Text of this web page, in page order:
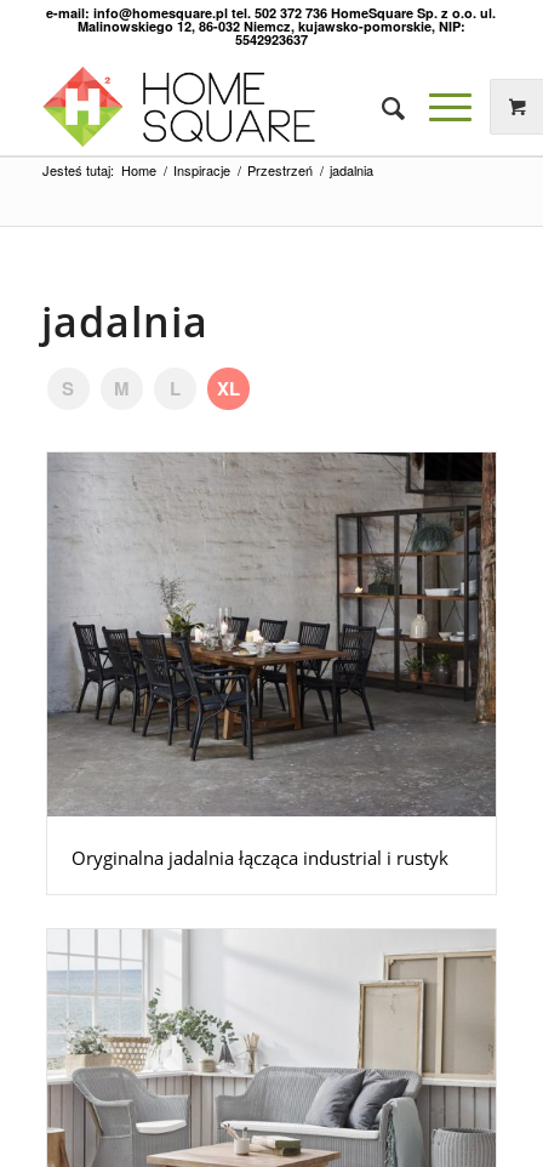
e-mail: info@homesquare.pl tel. 502 372 736 HomeSquare Sp. z o.o. ul.
Malinowskiego 12, 86-032 Niemcz, kujawsko-pomorskie, NIP:
5542923637
Jesteś tutaj: Home / Inspiracje / Przestrzeń / jadalnia
jadalnia
S M L XL
Oryginalna jadalnia łącząca industrial i rustyk